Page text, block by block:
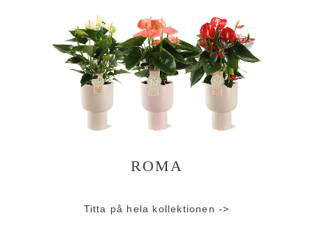
ROMA
Titta på hela kollektionen ->